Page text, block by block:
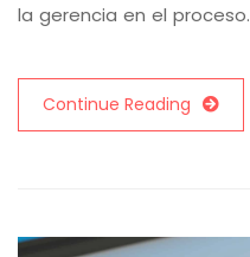
la gerencia en el proceso.
Continue Reading